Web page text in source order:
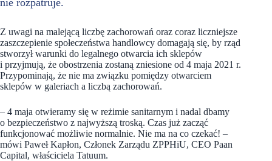
nie rozpatruje.
Z uwagi na malejącą liczbę zachorowań oraz coraz liczniejsze
zaszczepienie społeczeństwa handlowcy domagają się, by rząd
stworzył warunki do legalnego otwarcia ich sklepów
i przyjmują, że obostrzenia zostaną zniesione od 4 maja 2021 r.
Przypominają, że nie ma związku pomiędzy otwarciem
sklepów w galeriach a liczbą zachorowań.
– 4 maja otwieramy się w reżimie sanitarnym i nadal dbamy
o bezpieczeństwo z najwyższą troską. Czas już zacząć
funkcjonować możliwie normalnie. Nie ma na co czekać! –
mówi Paweł Kapłon, Członek Zarządu ZPPHiU, CEO Paan
Capital, właściciela Tatuum.